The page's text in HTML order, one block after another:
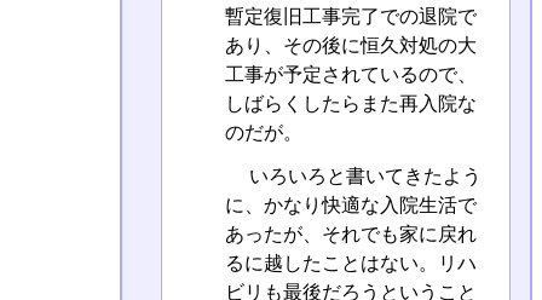
暫定復旧工事完了での退院で
あり、その後に恒久対処の大
工事が予定されているので、
しばらくしたらまた再入院な
のだが。
いろいろと書いてきたよう
に、かなり快適な入院生活で
あったが、それでも家に戻れ
るに越したことはない。リハ
ビリも最後だろうということ